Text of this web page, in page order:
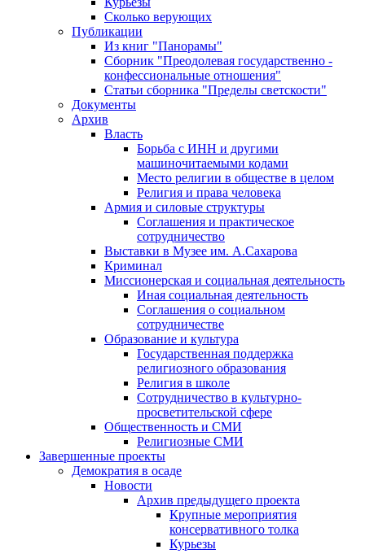
Сколько верующих
Публикации
Из книг "Панорамы"
Сборник "Преодолевая государственно -
конфессиональные отношения"
Статьи сборника "Пределы светскости"
Документы
Архив
Власть
Борьба с ИНН и другими
машиночитаемыми кодами
Место религии в обществе в целом
Религия и права человека
Армия и силовые структуры
Соглашения и практическое
сотрудничество
Выставки в Музее им. А.Сахарова
Криминал
Миссионерская и социальная деятельность
Иная социальная деятельность
Соглашения о социальном
сотрудничестве
Образование и культура
Государственная поддержка
религиозного образования
Религия в школе
Сотрудничество в культурно-
просветительской сфере
Общественность и СМИ
Религиозные СМИ
Завершенные проекты
Демократия в осаде
Новости
Архив предыдущего проекта
Крупные мероприятия
консервативного толка
Курьезы